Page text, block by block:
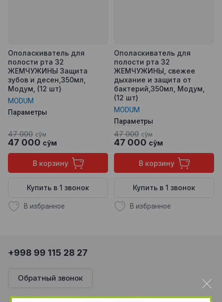
Ополаскиватель для
полости рта 32
ЖЕМЧУЖИНЫ Защита
зубов и десен,350мл,
Модум, (12 шт)
MODUM
Параметры
47 000 сўм
47 000 сўм
В корзину
Купить в 1 звонок
В избранное
Ополаскиватель для
полости рта 32
ЖЕМЧУЖИНЫ, свежее
дыхание и защита от
бактерий,350мл, Модум,
(12 шт)
MODUM
Параметры
47 000 сўм
47 000 сўм
В корзину
Купить в 1 звонок
В избранное
+998 99 115 28 27
Обратный звонок